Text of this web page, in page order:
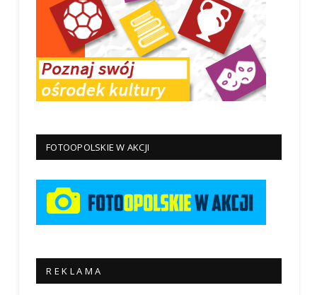
FOTOOPOLSKIE W AKCJI
R E K L A M A